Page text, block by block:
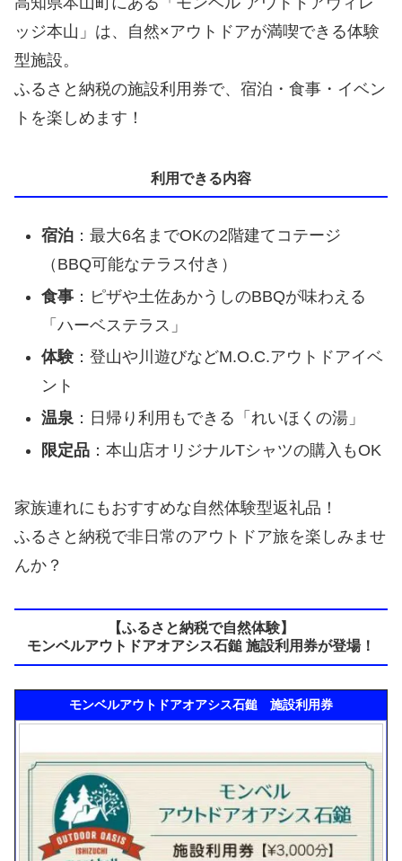
ッジ本山」は、自然×アウトドアが満喫できる体験
型施設。
ふるさと納税の施設利用券で、宿泊・食事・イベン
トを楽しめます！
利用できる内容
宿泊：最大6名までOKの2階建てコテージ
（BBQ可能なテラス付き）
食事：ピザや土佐あかうしのBBQが味わえる
「ハーベステラス」
体験：登山や川遊びなどM.O.C.アウトドアイベ
ント
温泉：日帰り利用もできる「れいほくの湯」
限定品：本山店オリジナルTシャツの購入もOK
家族連れにもおすすめな自然体験型返礼品！
ふるさと納税で非日常のアウトドア旅を楽しみませ
んか？
【ふるさと納税で自然体験】
モンベルアウトドアオアシス石鎚 施設利用券が登場！
モンベルアウトドアオアシス石鎚 施設利用券